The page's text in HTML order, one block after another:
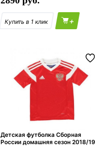
+
Детская футболка Сборная
России домашняя сезон 2018/19